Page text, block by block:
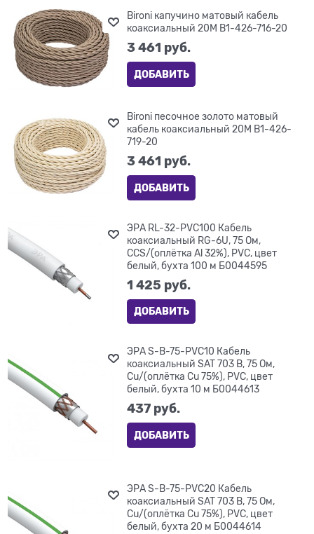
Bironi капучино матовый кабель
коаксиальный 20М B1-426-716-20
3 461 руб.
ДОБАВИТЬ
Bironi песочное золото матовый
кабель коаксиальный 20М B1-426-
719-20
3 461 руб.
ДОБАВИТЬ
ЭРА RL-32-PVC100 Кабель
коаксиальный RG-6U, 75 Ом,
CCS/(оплётка Al 32%), PVC, цвет
белый, бухта 100 м Б0044595
1 425 руб.
ДОБАВИТЬ
ЭРА S-B-75-PVC10 Кабель
коаксиальный SAT 703 B, 75 Ом,
Cu/(оплётка Cu 75%), PVC, цвет
белый, бухта 10 м Б0044613
437 руб.
ДОБАВИТЬ
ЭРА S-B-75-PVC20 Кабель
коаксиальный SAT 703 B, 75 Ом,
Cu/(оплётка Cu 75%), PVC, цвет
белый, бухта 20 м Б0044614